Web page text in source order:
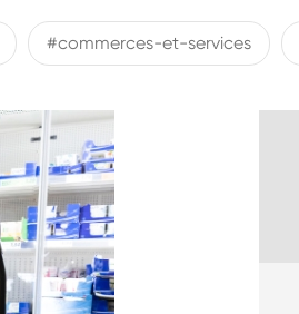
#commerces-et-services